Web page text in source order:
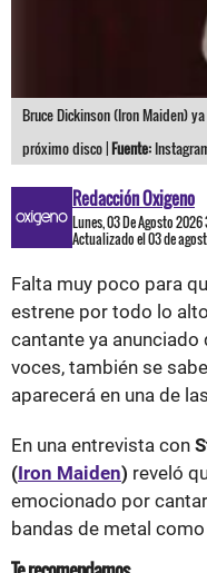
Bruce Dickinson (Iron Maiden)
próximo disco |Fuente:
Redacción Oxigeno
Lunes, 03 De Agosto 2026
Actualizado el 03 de
Falta muy poco para
estrene por todo lo
cantante ya anunciado
voces, también se
aparecerá en una de
En una entrevista con
(Iron Maiden) reveló
emocionado por
bandas de metal como